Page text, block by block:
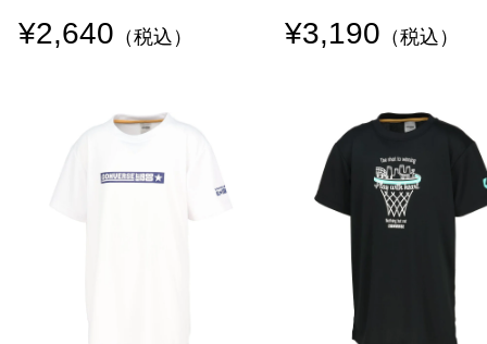
¥2,640 （税込） ¥3,190 （税込）